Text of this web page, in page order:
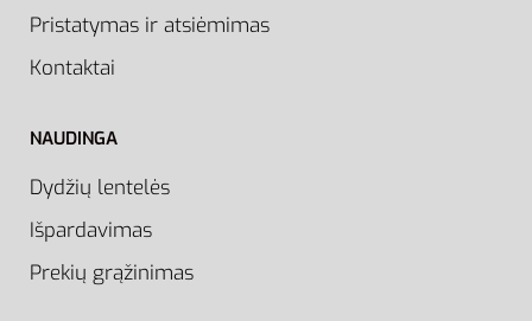
Pristatymas ir atsiėmimas
Kontaktai
NAUDINGA
Dydžių lentelės
Išpardavimas
Prekių grąžinimas